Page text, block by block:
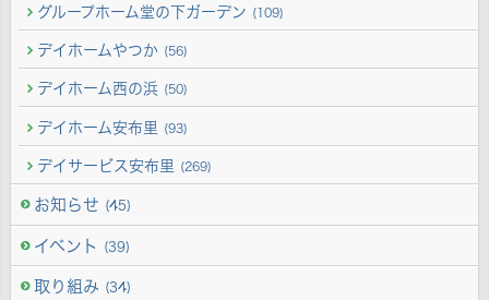
グループホーム堂の下ガーデン (109)
デイホームやつか (56)
デイホーム西の浜 (50)
デイホーム安布里 (93)
デイサービス安布里 (269)
お知らせ (45)
イベント (39)
取り組み (34)